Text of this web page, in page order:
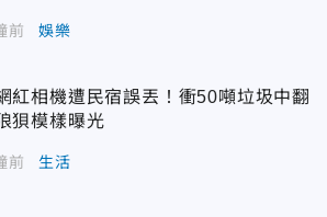
前 娛樂
紅相機遭民宿誤丟！衝50噸垃圾中翻
模樣曝光
前 生活